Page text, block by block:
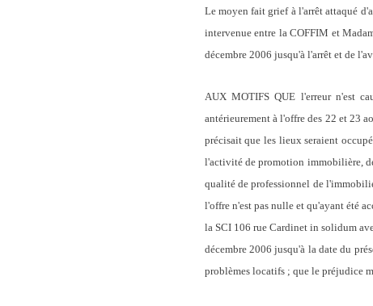
Le moyen fait grief à l'arrêt attaqué
intervenue entre la COFFIM et
décembre 2006 jusqu'à l'arrêt et de
AUX MOTIFS QUE l'erreur n'est
antérieurement à l'offre des 22 et 23
précisait que les lieux seraient
l'activité de promotion immobilière,
qualité de professionnel de
l'offre n'est pas nulle et qu'ayant été
la SCI 106 rue Cardinet in solidum
décembre 2006 jusqu'à la date du
problèmes locatifs ; que le préjudice